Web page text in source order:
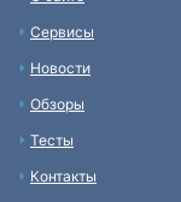
Сервисы
Новости
Обзоры
Тесты
Контакты